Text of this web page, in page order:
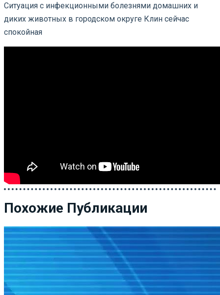
Ситуация с инфекционными болезнями домашних и
диких животных в городском округе Клин сейчас
спокойная
Похожие Публикации